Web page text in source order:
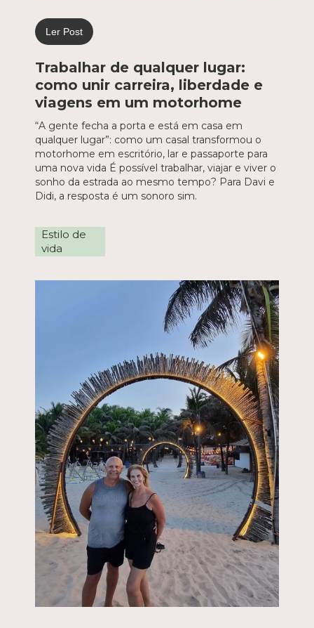
Ler Post
Trabalhar de qualquer lugar:
como unir carreira, liberdade e
viagens em um motorhome
“A gente fecha a porta e está em casa em
qualquer lugar”: como um casal transformou o
motorhome em escritório, lar e passaporte para
uma nova vida É possível trabalhar, viajar e viver o
sonho da estrada ao mesmo tempo? Para Davi e
Didi, a resposta é um sonoro sim.
Estilo de
vida